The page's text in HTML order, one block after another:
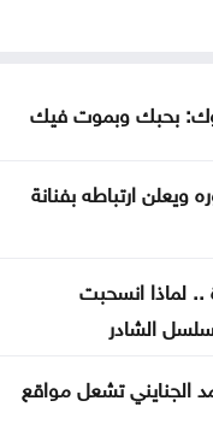
بحبك وبموت فيك
ارتباطه بفنانة
لماذا انسحبت
الشادر
الجنايني تشعل مواقع